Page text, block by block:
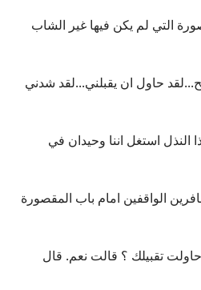
التي لم يكن فيها غير الشاب
حاول ان يقبلني...لقد شدني
النذل استغل اننا وحيدان في
الواقفين امام باب المقصورة
تقبيلك ؟ قالت نعم. قال